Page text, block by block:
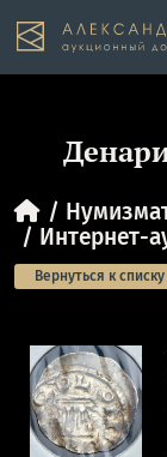
Интернет-
Вернуться к